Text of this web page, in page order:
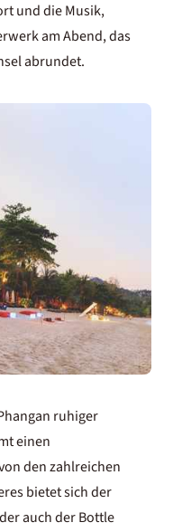
und die Musik,
am Abend, das
abrundet.
ruhiger
einen
den zahlreichen
bietet sich der
auch der Bottle